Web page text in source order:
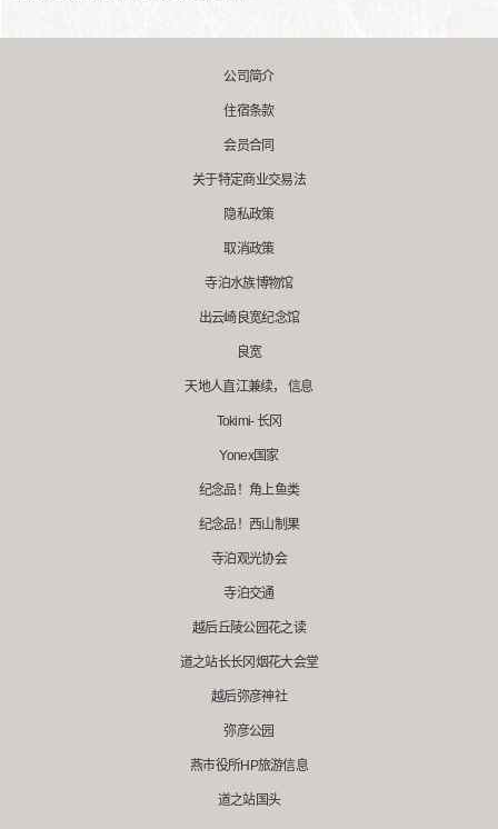
公司简介
住宿条款
会员合同
关于特定商业交易法
隐私政策
取消政策
寺泊水族博物馆
出云崎良宽纪念馆
良宽
天地人直江兼续， 信息
Tokimi- 长冈
Yonex国家
纪念品！角上鱼类
纪念品！西山制果
寺泊观光协会
寺泊交通
越后丘陵公园花之读
道之站长长冈烟花大会堂
越后弥彦神社
弥彦公园
燕市役所HP旅游信息
道之站国头